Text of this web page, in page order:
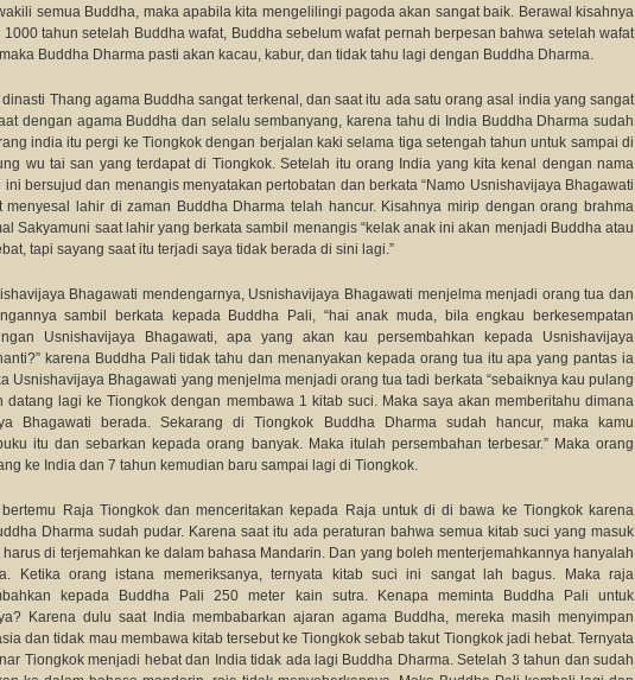
semua Buddha, maka apabila kita mengelilingi pagoda akan sangat baik. Berawal kisahnya
1000 tahun setelah Buddha wafat, Buddha sebelum wafat pernah berpesan bahwa setelah wafat
Buddha Dharma pasti akan kacau, kabur, dan tidak tahu lagi dengan Buddha Dharma.
Thang agama Buddha sangat terkenal, dan saat itu ada satu orang asal india yang sangat
dengan agama Buddha dan selalu sembanyang, karena tahu di India Buddha Dharma sudah
india itu pergi ke Tiongkok dengan berjalan kaki selama tiga setengah tahun untuk sampai di
wu tai san yang terdapat di Tiongkok. Setelah itu orang India yang kita kenal dengan nama
ini bersujud dan menangis menyatakan pertobatan dan berkata “Namo Usnishavijaya Bhagawati
menyesal lahir di zaman Buddha Dharma telah hancur. Kisahnya mirip dengan orang brahma
Sakyamuni saat lahir yang berkata sambil menangis “kelak anak ini akan menjadi Buddha atau
tapi sayang saat itu terjadi saya tidak berada di sini lagi.”
Bhagawati mendengarnya, Usnishavijaya Bhagawati menjelma menjadi orang tua dan
sambil berkata kepada Buddha Pali, “hai anak muda, bila engkau berkesempatan
Usnishavijaya Bhagawati, apa yang akan kau persembahkan kepada Usnishavijaya
karena Buddha Pali tidak tahu dan menanyakan kepada orang tua itu apa yang pantas ia
Usnishavijaya Bhagawati yang menjelma menjadi orang tua tadi berkata “sebaiknya kau pulang
datang lagi ke Tiongkok dengan membawa 1 kitab suci. Maka saya akan memberitahu dimana
Bhagawati berada. Sekarang di Tiongkok Buddha Dharma sudah hancur, maka kamu
itu dan sebarkan kepada orang banyak. Maka itulah persembahan terbesar.” Maka orang
ke India dan 7 tahun kemudian baru sampai lagi di Tiongkok.
Raja Tiongkok dan menceritakan kepada Raja untuk di di bawa ke Tiongkok karena
Dharma sudah pudar. Karena saat itu ada peraturan bahwa semua kitab suci yang masuk
harus di terjemahkan ke dalam bahasa Mandarin. Dan yang boleh menterjemahkannya hanyalah
Ketika orang istana memeriksanya, ternyata kitab suci ini sangat lah bagus. Maka raja
kepada Buddha Pali 250 meter kain sutra. Kenapa meminta Buddha Pali untuk
Karena dulu saat India membabarkan ajaran agama Buddha, mereka masih menyimpan
dan tidak mau membawa kitab tersebut ke Tiongkok sebab takut Tiongkok jadi hebat. Ternyata
Tiongkok menjadi hebat dan India tidak ada lagi Buddha Dharma. Setelah 3 tahun dan sudah